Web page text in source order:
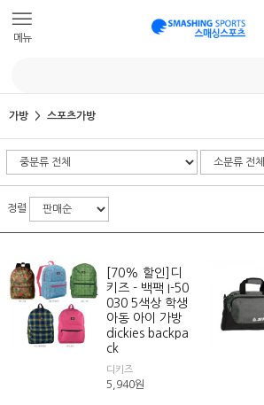
메뉴
가방 스포츠가방
정렬
[70% 할인]디
키즈 - 백팩 I-50
030 5색상 학생
아동 아이 가방
dickies backpa
ck
디키즈
5,940원